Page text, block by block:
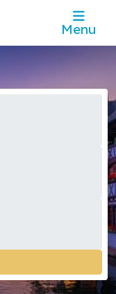
Menu